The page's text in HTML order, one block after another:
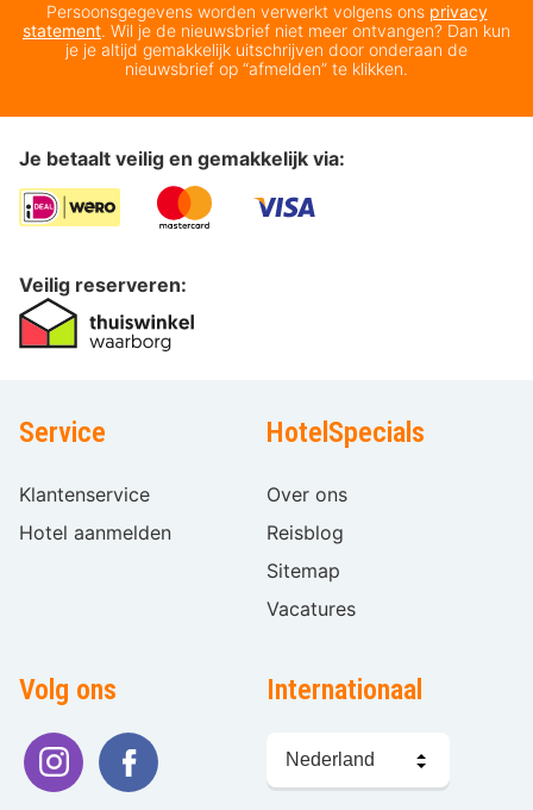
Persoonsgegevens worden verwerkt volgens ons privacy
statement. Wil je de nieuwsbrief niet meer ontvangen? Dan kun
je je altijd gemakkelijk uitschrijven door onderaan de
nieuwsbrief op “afmelden” te klikken.
Je betaalt veilig en gemakkelijk via:
Veilig reserveren:
Service
Klantenservice
Hotel aanmelden
HotelSpecials
Over ons
Reisblog
Sitemap
Vacatures
Volg ons Internationaal
kiezen